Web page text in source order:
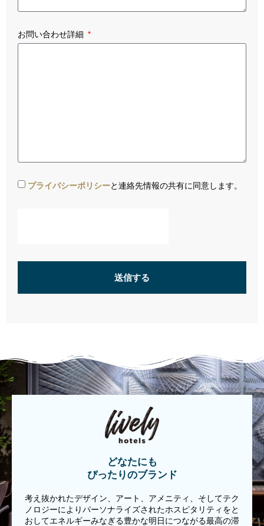
お問い合わせ詳細
プライバシーポリシーと連絡先情報の共有に同意します。
送信する
どなたにも
ぴったりのブランド
考え抜かれたデザイン、アート、アメニティ、そしてテク
ノロジーによりパーソナライズされたホスピタリティをと
おしてエネルギーみなぎる豊かな明日につながる最高の滞